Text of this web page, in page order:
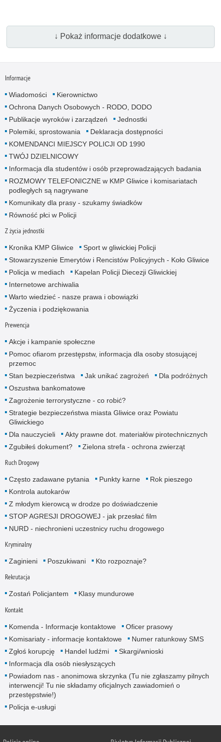
↓ Pokaż informacje dodatkowe ↓
Informacje
Wiadomości
Kierownictwo
Ochrona Danych Osobowych - RODO, DODO
Publikacje wyroków i zarządzeń
Jednostki
Polemiki, sprostowania
Deklaracja dostępności
KOMENDANCI MIEJSCY POLICJI OD 1990
TWÓJ DZIELNICOWY
Informacja dla studentów i osób przeprowadzających badania
ROZMOWY TELEFONICZNE w KMP Gliwice i komisariatach
podległych są nagrywane
Komunikaty dla prasy - szukamy świadków
Równość płci w Policji
Z życia jednostki
Kronika KMP Gliwice
Sport w gliwickiej Policji
Stowarzyszenie Emerytów i Rencistów Policyjnych - Koło Gliwice
Policja w mediach
Kapelan Policji Diecezji Gliwickiej
Internetowe archiwalia
Warto wiedzieć - nasze prawa i obowiązki
Życzenia i podziękowania
Prewencja
Akcje i kampanie społeczne
Pomoc ofiarom przestępstw, informacja dla osoby stosującej
przemoc
Stan bezpieczeństwa
Jak unikać zagrożeń
Dla podróżnych
Oszustwa bankomatowe
Zagrożenie terrorystyczne - co robić?
Strategie bezpieczeństwa miasta Gliwice oraz Powiatu
Gliwickiego
Dla nauczycieli
Akty prawne dot. materiałów pirotechnicznych
Zgubiłeś dokument?
Zielona strefa - ochrona zwierząt
Ruch Drogowy
Często zadawane pytania Punkty karne
Rok pieszego
Kontrola autokarów
Z młodym kierowcą w drodze po doświadczenie
STOP AGRESJI DROGOWEJ - jak przesłać film
NURD - niechronieni uczestnicy ruchu drogowego
Kryminalny
Zaginieni Poszukiwani Kto rozpoznaje?
Rekrutacja
Zostań Policjantem Klasy mundurowe
Kontakt
Komenda - Informacje kontaktowe
Oficer prasowy
Komisariaty - informacje kontaktowe
Numer ratunkowy SMS
Zgłoś korupcję
Handel ludźmi
Skargi/wnioski
Informacja dla osób niesłyszących
Powiadom nas - anonimowa skrzynka (Tu nie zgłaszamy pilnych
interwencji! Tu nie składamy oficjalnych zawiadomień o
przestępstwie!)
Policja e-usługi